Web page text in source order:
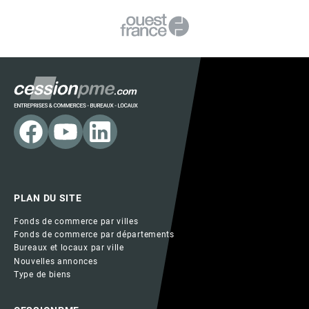
PLAN DU SITE
Fonds de commerce par villes
Fonds de commerce par départements
Bureaux et locaux par ville
Nouvelles annonces
Type de biens